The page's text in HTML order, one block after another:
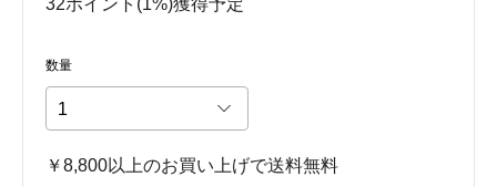
数量
￥8,800以上のお買い上げで送料無料